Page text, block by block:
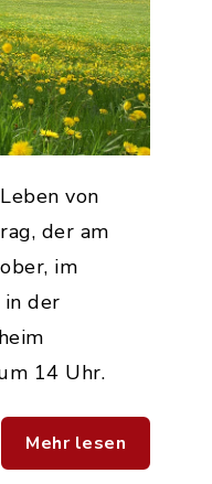
von
der am
im
in der
14 Uhr.
Mehr lesen